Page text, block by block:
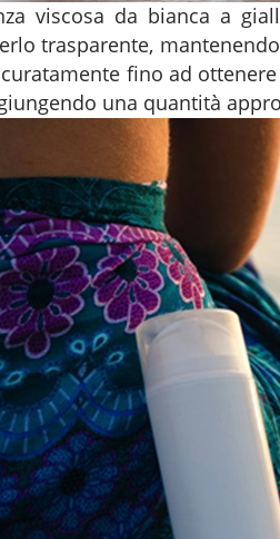
viscosa da bianca a
trasparente,
fino ad
una quantità